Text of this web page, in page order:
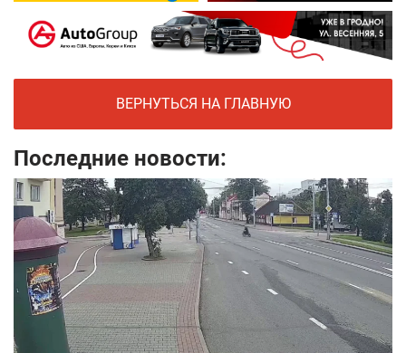
ВЕРНУТЬСЯ НА ГЛАВНУЮ
Последние новости: